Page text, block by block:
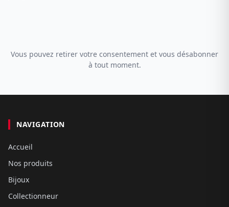
Vous pouvez retirer votre consentement et vous désabonner
à tout moment.
NAVIGATION
Accueil
Nos produits
Bijoux
Collectionneur